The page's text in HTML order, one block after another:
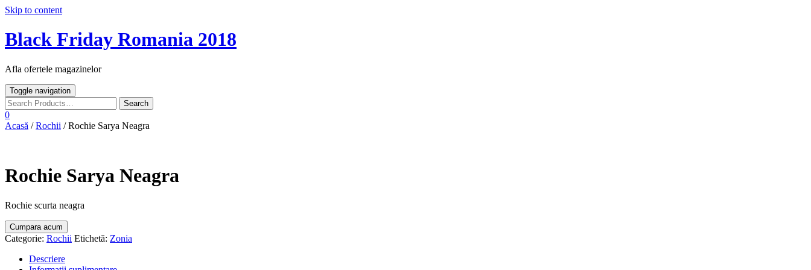
Skip to content
Black Friday Romania 2018
Afla ofertele magazinelor
Toggle navigation
0
Acasă /Rochii / Rochie Sarya Neagra
Rochie Sarya Neagra
Rochie scurta neagra
Cumpara acum
Categorie: Rochii Etichetă: Zonia
Descriere